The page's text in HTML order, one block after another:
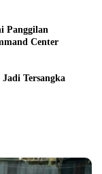
Panggilan
Center
Tersangka